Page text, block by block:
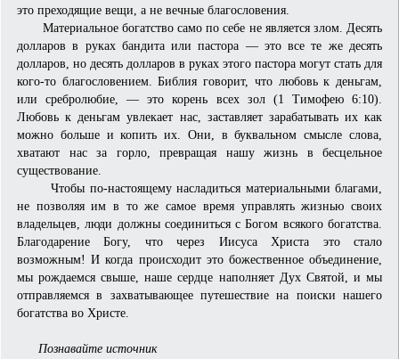
это преходящие вещи, а не вечные благословения.
Материальное богатство само по себе не является злом. Десять
долларов в руках бандита или пастора — это все те же десять
долларов, но десять долларов в руках этого пастора могут стать для
кого-то благосло­вением. Библия говорит, что любовь к деньгам,
или сребролюбие, — это корень всех зол (1 Тимофею 6:10).
Любовь к деньгам увлекает нас, заставляет зарабатывать их как
можно больше и копить их. Они, в бук­вальном смысле слова,
хватают нас за горло, превращая нашу жизнь в бесцельное
существование.
Чтобы по-настоящему насладиться материальными благами,
не позволяя им в то же самое время управлять жизнью своих
владельцев, люди должны соединиться с Богом всякого богатства.
Благодарение Богу, что через Иисуса Христа это стало
возможным! И когда происходит это божественное объединение,
мы рождаемся свыше, наше сердце наполняет Дух Святой, и мы
отправляемся в захватывающее путешествие на поиски нашего
богатства во Христе.
Познавайте источник